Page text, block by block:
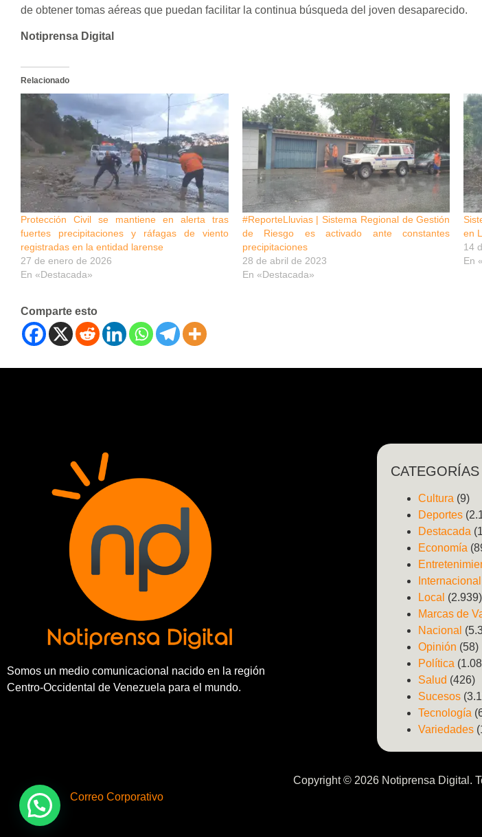
de obtener tomas aéreas que puedan facilitar la continua búsqueda del joven desaparecido.
Notiprensa Digital
Relacionado
Protección Civil se mantiene en alerta tras
fuertes precipitaciones y ráfagas de viento
registradas en la entidad larense
27 de enero de 2026
En «Destacada»
#ReporteLluvias | Sistema Regional de Gestión
de Riesgo es activado ante constantes
precipitaciones
28 de abril de 2023
En «Destacada»
en
14
En
Comparte esto
Somos un medio comunicacional nacido en la región
Centro-Occidental de Venezuela para el mundo.
CATEGORÍAS
Cultura (9)
Deportes
Destacada
Economía
Internacional
Local (2.939)
Marcas de
Nacional
Opinión (58)
Política
Salud (426)
Sucesos
Tecnología
Variedades
Copyright © 2026 Notiprensa Digital.
Correo Corporativo